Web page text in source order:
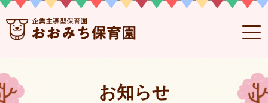
お知らせ